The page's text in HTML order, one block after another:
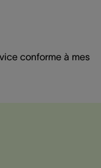
conforme à mes